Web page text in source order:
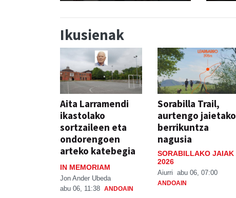
Ikusienak
Aita Larramendi
ikastolako
sortzaileen eta
ondorengoen
arteko katebegia
IN MEMORIAM
Jon Ander Ubeda
abu 06, 11:38 ANDOAIN
Sorabilla Trail,
aurtengo jaietako
berrikuntza
nagusia
SORABILLAKO JAIAK
2026
Aiurri abu 06, 07:00
ANDOAIN